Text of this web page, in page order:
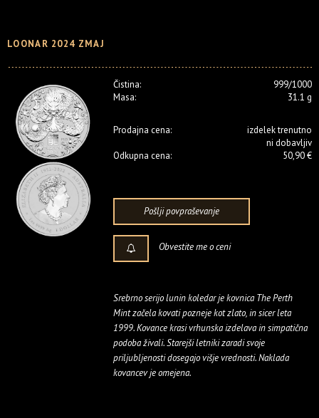
LOONAR 2024 ZMAJ
Čistina:
999/1000
Masa:
31.1 g
Prodajna cena:
izdelek trenutno
ni dobavljiv
Odkupna cena:
50,90 €
Pošlji povpraševanje
Obvestite me o ceni
Srebrno serijo lunin koledar je kovnica The Perth
Mint začela kovati pozneje kot zlato, in sicer leta
1999. Kovance krasi vrhunska izdelava in simpatična
podoba živali. Starejši letniki zaradi svoje
priljubljenosti dosegajo višje vrednosti. Naklada
kovancev je omejena.